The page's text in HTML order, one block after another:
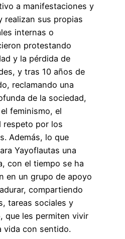
a manifestaciones y
realizan sus propias
internas o
protestando
y la pérdida de
y tras 10 años de
reclamando una
de la sociedad,
feminismo, el
respeto por los
Además, lo que
Yayoflautas una
con el tiempo se ha
en un grupo de apoyo
compartiendo
tareas sociales y
que les permiten vivir
vida con sentido.